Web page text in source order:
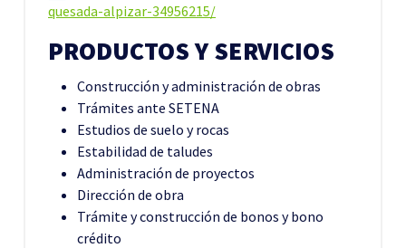
quesada-alpizar-34956215/
PRODUCTOS Y SERVICIOS
Construcción y administración de obras
Trámites ante SETENA
Estudios de suelo y rocas
Estabilidad de taludes
Administración de proyectos
Dirección de obra
Trámite y construcción de bonos y bono
crédito